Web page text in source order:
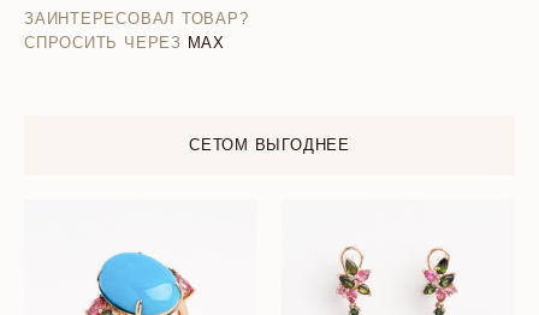
ЗАИНТЕРЕСОВАЛ ТОВАР?
СПРОСИТЬ ЧЕРЕЗ MAX
СЕТОМ ВЫГОДНЕЕ